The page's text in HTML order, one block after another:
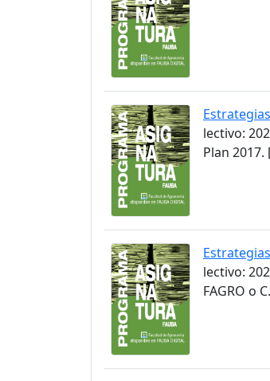
lectivo:
Plan 2017.
lectivo:
FAGRO o